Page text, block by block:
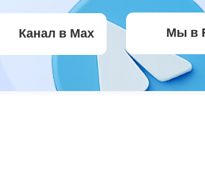
Мы в
Канал в Max